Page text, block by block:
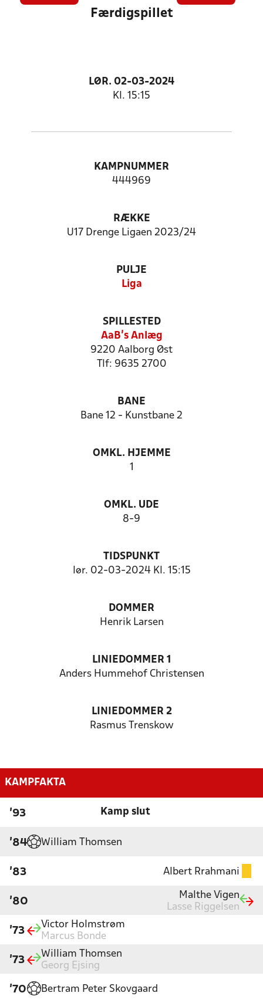
Færdigspillet
LØR. 02-03-2024
Kl. 15:15
KAMPNUMMER
444969
RÆKKE
U17 Drenge Ligaen 2023/24
PULJE
Liga
SPILLESTED
AaB's Anlæg
9220 Aalborg Øst
Tlf: 9635 2700
BANE
Bane 12 - Kunstbane 2
OMKL. HJEMME
1
OMKL. UDE
8-9
TIDSPUNKT
lør. 02-03-2024 Kl. 15:15
DOMMER
Henrik Larsen
LINIEDOMMER 1
Anders Hummehof Christensen
LINIEDOMMER 2
Rasmus Trenskow
KAMPFAKTA
'93 Kamp slut
'84 William Thomsen
'83 Albert Rrahmani
'80
Malthe Vigen
Lasse Riggelsen
'73
Victor Holmstrøm
Marcus Bonde
'73
William Thomsen
Georg Ejsing
'70 Bertram Peter Skovgaard